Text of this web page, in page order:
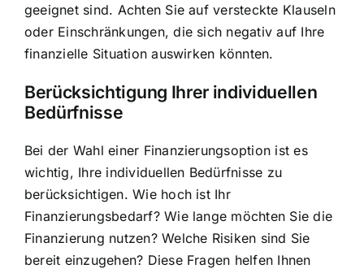
geeignet sind. Achten Sie auf versteckte Klauseln
oder Einschränkungen, die sich negativ auf Ihre
finanzielle Situation auswirken könnten.
Berücksichtigung Ihrer individuellen
Bedürfnisse
Bei der Wahl einer Finanzierungsoption ist es
wichtig, Ihre individuellen Bedürfnisse zu
berücksichtigen. Wie hoch ist Ihr
Finanzierungsbedarf? Wie lange möchten Sie die
Finanzierung nutzen? Welche Risiken sind Sie
bereit einzugehen? Diese Fragen helfen Ihnen